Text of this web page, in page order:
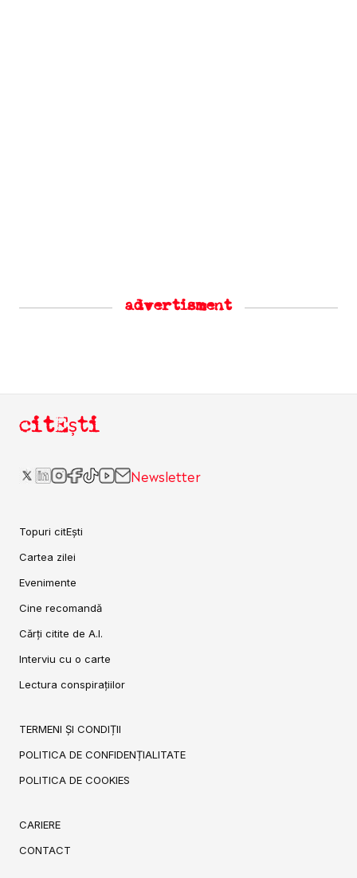
advertisment
citEști
Newsletter
Topuri citEști
Cartea zilei
Evenimente
Cine recomandă
Cărți citite de A.I.
Interviu cu o carte
Lectura conspirațiilor
TERMENI ȘI CONDIȚII
POLITICA DE CONFIDENȚIALITATE
POLITICA DE COOKIES
CARIERE
CONTACT